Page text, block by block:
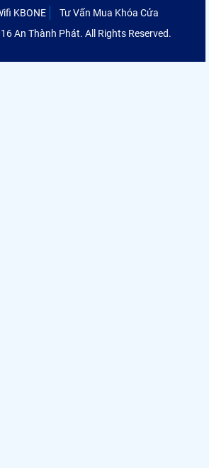
KBONE
Tư Vấn Mua Khóa Cửa
An Thành Phát. All Rights Reserved.